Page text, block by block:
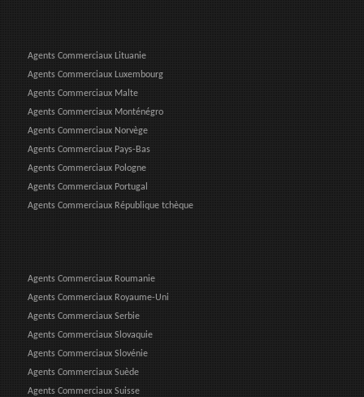
Agents Commerciaux Lituanie
Agents Commerciaux Luxembourg
Agents Commerciaux Malte
Agents Commerciaux Monténégro
Agents Commerciaux Norvège
Agents Commerciaux Pays-Bas
Agents Commerciaux Pologne
Agents Commerciaux Portugal
Agents Commerciaux République tchèque
Agents Commerciaux Roumanie
Agents Commerciaux Royaume-Uni
Agents Commerciaux Serbie
Agents Commerciaux Slovaquie
Agents Commerciaux Slovénie
Agents Commerciaux Suède
Agents Commerciaux Suisse